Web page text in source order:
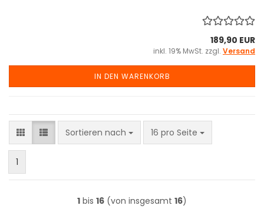
189,90 EUR
inkl. 19% MwSt. zzgl. Versand
IN DEN WARENKORB
Sortieren nach
Sortieren nach 16 pro Seite
pro Seite
1
1 bis 16 (von insgesamt 16)